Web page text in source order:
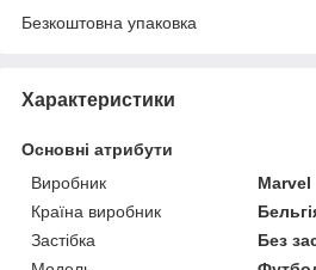
Безкоштовна упаковка
Характеристики
Основні атрибути
Виробник
Marvel
Країна виробник
Застібка
Без